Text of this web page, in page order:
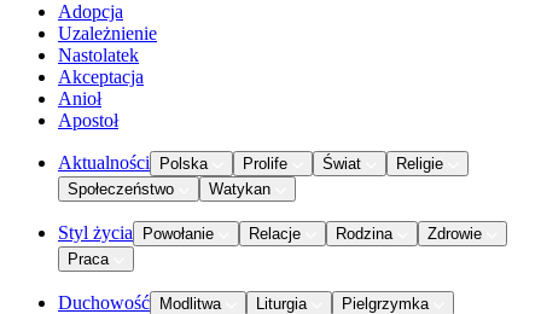
Adopcja
Uzależnienie
Nastolatek
Akceptacja
Anioł
Apostoł
Aktualności Polska Prolife Świat
Religie
Społeczeństwo
Watykan
Styl życia Powołanie Relacje Rodzina
Zdrowie
Praca
Duchowość Modlitwa Liturgia
Pielgrzymka